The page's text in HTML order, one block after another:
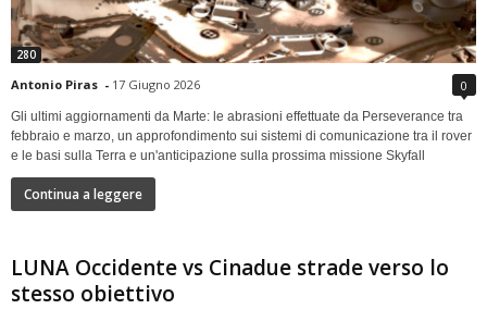
280
Antonio Piras - 17 Giugno 2026 0
Gli ultimi aggiornamenti da Marte: le abrasioni effettuate da Perseverance tra
febbraio e marzo, un approfondimento sui sistemi di comunicazione tra il rover
e le basi sulla Terra e un'anticipazione sulla prossima missione Skyfall
Continua a leggere
LUNA Occidente vs Cinadue strade verso lo
stesso obiettivo